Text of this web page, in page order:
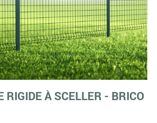
RIGIDE À SCELLER - BRICO